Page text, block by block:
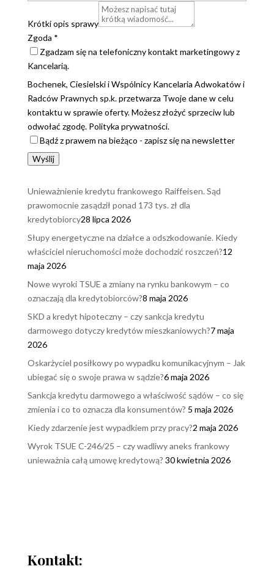
Krótki opis sprawy
Zgoda *
Zgadzam się na telefoniczny kontakt marketingowy z
Kancelarią.
Bochenek, Ciesielski i Wspólnicy Kancelaria Adwokatów i
Radców Prawnych sp.k. przetwarza Twoje dane w celu
kontaktu w sprawie oferty. Możesz złożyć sprzeciw lub
odwołać zgodę. Polityka prywatności.
Bądź z prawem na bieżąco - zapisz się na newsletter
Wyślij
Unieważnienie kredytu frankowego Raiffeisen. Sąd
prawomocnie zasądził ponad 173 tys. zł dla
kredytobiorcy28 lipca 2026
Słupy energetyczne na działce a odszkodowanie. Kiedy
właściciel nieruchomości może dochodzić roszczeń?12
maja 2026
Nowe wyroki TSUE a zmiany na rynku bankowym – co
oznaczają dla kredytobiorców?8 maja 2026
SKD a kredyt hipoteczny – czy sankcja kredytu
darmowego dotyczy kredytów mieszkaniowych?7 maja
2026
Oskarżyciel posiłkowy po wypadku komunikacyjnym – Jak
ubiegać się o swoje prawa w sądzie?6 maja 2026
Sankcja kredytu darmowego a właściwość sądów – co się
zmienia i co to oznacza dla konsumentów? 5 maja 2026
Kiedy zdarzenie jest wypadkiem przy pracy?2 maja 2026
Wyrok TSUE C-246/25 – czy wadliwy aneks frankowy
unieważnia całą umowę kredytową? 30 kwietnia 2026
Kontakt: